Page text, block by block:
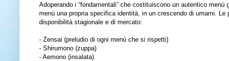
Adoperando i “fondamentali” che costituiscono un autentico
menù una propria specifica identità, in un crescendo di umami.
disponibilità stagionale e di mercato:
- Zensai (preludio di ogni menù che si rispetti)
- Shirumono (zuppa)
- Aemono (insalata)